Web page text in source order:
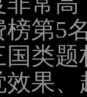
第5
类
果